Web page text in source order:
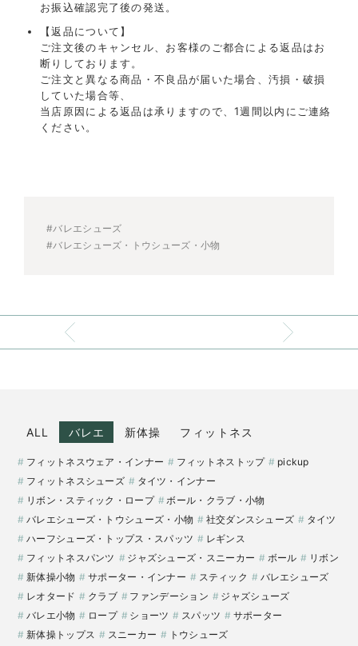
お振込確認完了後の発送。
【返品について】
ご注文後のキャンセル、お客様のご都合による返品はお
断りしております。
ご注文と異なる商品・不良品が届いた場合、汚損・破損
していた場合等、
当店原因による返品は承りますので、1週間以内にご連絡
ください。
#バレエシューズ
#バレエシューズ・トウシューズ・小物
ALL バレエ 新体操 フィットネス
フィットネスウェア・インナー フィットネストップ
pickup
フィットネスシューズ
タイツ・インナー
リボン・スティック・ロープ
ボール・クラブ・小物
バレエシューズ・トウシューズ・小物
社交ダンスシューズ
タイツ
ハーフシューズ・トップス・スパッツ
レギンス
フィットネスパンツ
ジャズシューズ・スニーカー ボール
リボン
新体操小物
サポーター・インナー スティック
バレエシューズ
レオタード
クラブ ファンデーション
ジャズシューズ
バレエ小物
ロープ ショーツ スパッツ
サポーター
新体操トップス
スニーカー
トウシューズ